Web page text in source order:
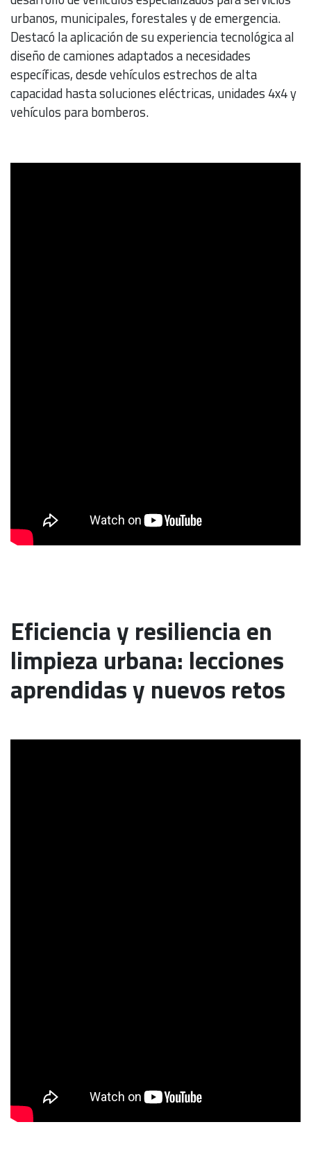
urbanos, municipales, forestales y de emergencia.
Destacó la aplicación de su experiencia tecnológica al
diseño de camiones adaptados a necesidades
específicas, desde vehículos estrechos de alta
capacidad hasta soluciones eléctricas, unidades 4x4 y
vehículos para bomberos.
Eficiencia y resiliencia en
limpieza urbana: lecciones
aprendidas y nuevos retos